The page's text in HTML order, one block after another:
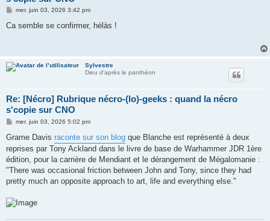
M
s
mer. juin 03, 2026 3:42 pm
Ca semble se confirmer, hélàs !
Sylvestre
Dieu d'après le panthéon
Re: [Nécro] Rubrique nécro-(lo)-geeks : quand la nécro
s'copie sur CNO
M
s
a
g
e
mer. juin 03, 2026 5:02 pm
Grame Davis raconte sur son blog que Blanche est représenté à deux
reprises par Tony Ackland dans le livre de base de Warhammer JDR 1ère
édition, pour la carrière de Mendiant et le dérangement de Mégalomanie :
"There was occasional friction between John and Tony, since they had
pretty much an opposite approach to art, life and everything else."